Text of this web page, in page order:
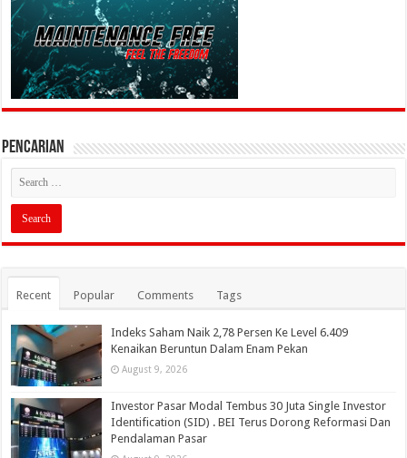
PENCARIAN
Recent Popular Comments Tags
Indeks Saham Naik 2,78 Persen Ke Level 6.409
Kenaikan Beruntun Dalam Enam Pekan
August 9, 2026
Investor Pasar Modal Tembus 30 Juta Single Investor
Identification (SID) . BEI Terus Dorong Reformasi Dan
Pendalaman Pasar